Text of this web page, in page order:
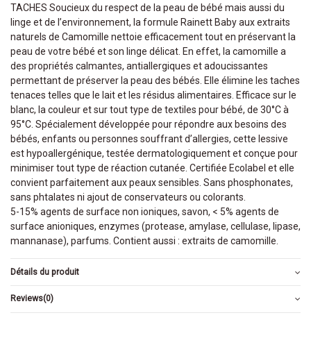
TACHES Soucieux du respect de la peau de bébé mais aussi du
linge et de l’environnement, la formule Rainett Baby aux extraits
naturels de Camomille nettoie efficacement tout en préservant la
peau de votre bébé et son linge délicat. En effet, la camomille a
des propriétés calmantes, antiallergiques et adoucissantes
permettant de préserver la peau des bébés. Elle élimine les taches
tenaces telles que le lait et les résidus alimentaires. Efficace sur le
blanc, la couleur et sur tout type de textiles pour bébé, de 30°C à
95°C. Spécialement développée pour répondre aux besoins des
bébés, enfants ou personnes souffrant d’allergies, cette lessive
est hypoallergénique, testée dermatologiquement et conçue pour
minimiser tout type de réaction cutanée. Certifiée Ecolabel et elle
convient parfaitement aux peaux sensibles. Sans phosphonates,
sans phtalates ni ajout de conservateurs ou colorants.
5-15% agents de surface non ioniques, savon, < 5% agents de
surface anioniques, enzymes (protease, amylase, cellulase, lipase,
mannanase), parfums. Contient aussi : extraits de camomille.
Détails du produit
Reviews(0)